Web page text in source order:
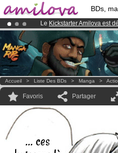
BDs,
Le Kickstarter Amilova est
Abonnement premium: à
Déjà 134393membreset
Accueil > Liste Des BDs > Manga >
Favoris Partager
... ces